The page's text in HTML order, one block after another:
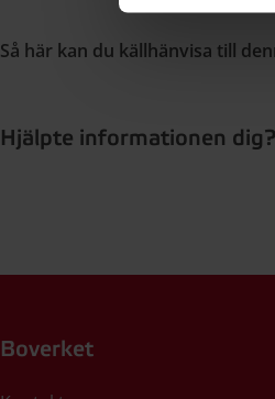
Så här kan du källhänvisa till
Hjälpte informationen dig?
Boverket